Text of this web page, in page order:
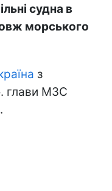
судна в
морського
з
глави МЗС
.